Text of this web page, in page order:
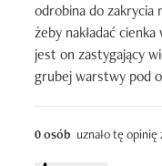
odrobina do zakrycia
żeby nakładać
jest on zastygający
grubej warstwy pod
0 osób uznało tę